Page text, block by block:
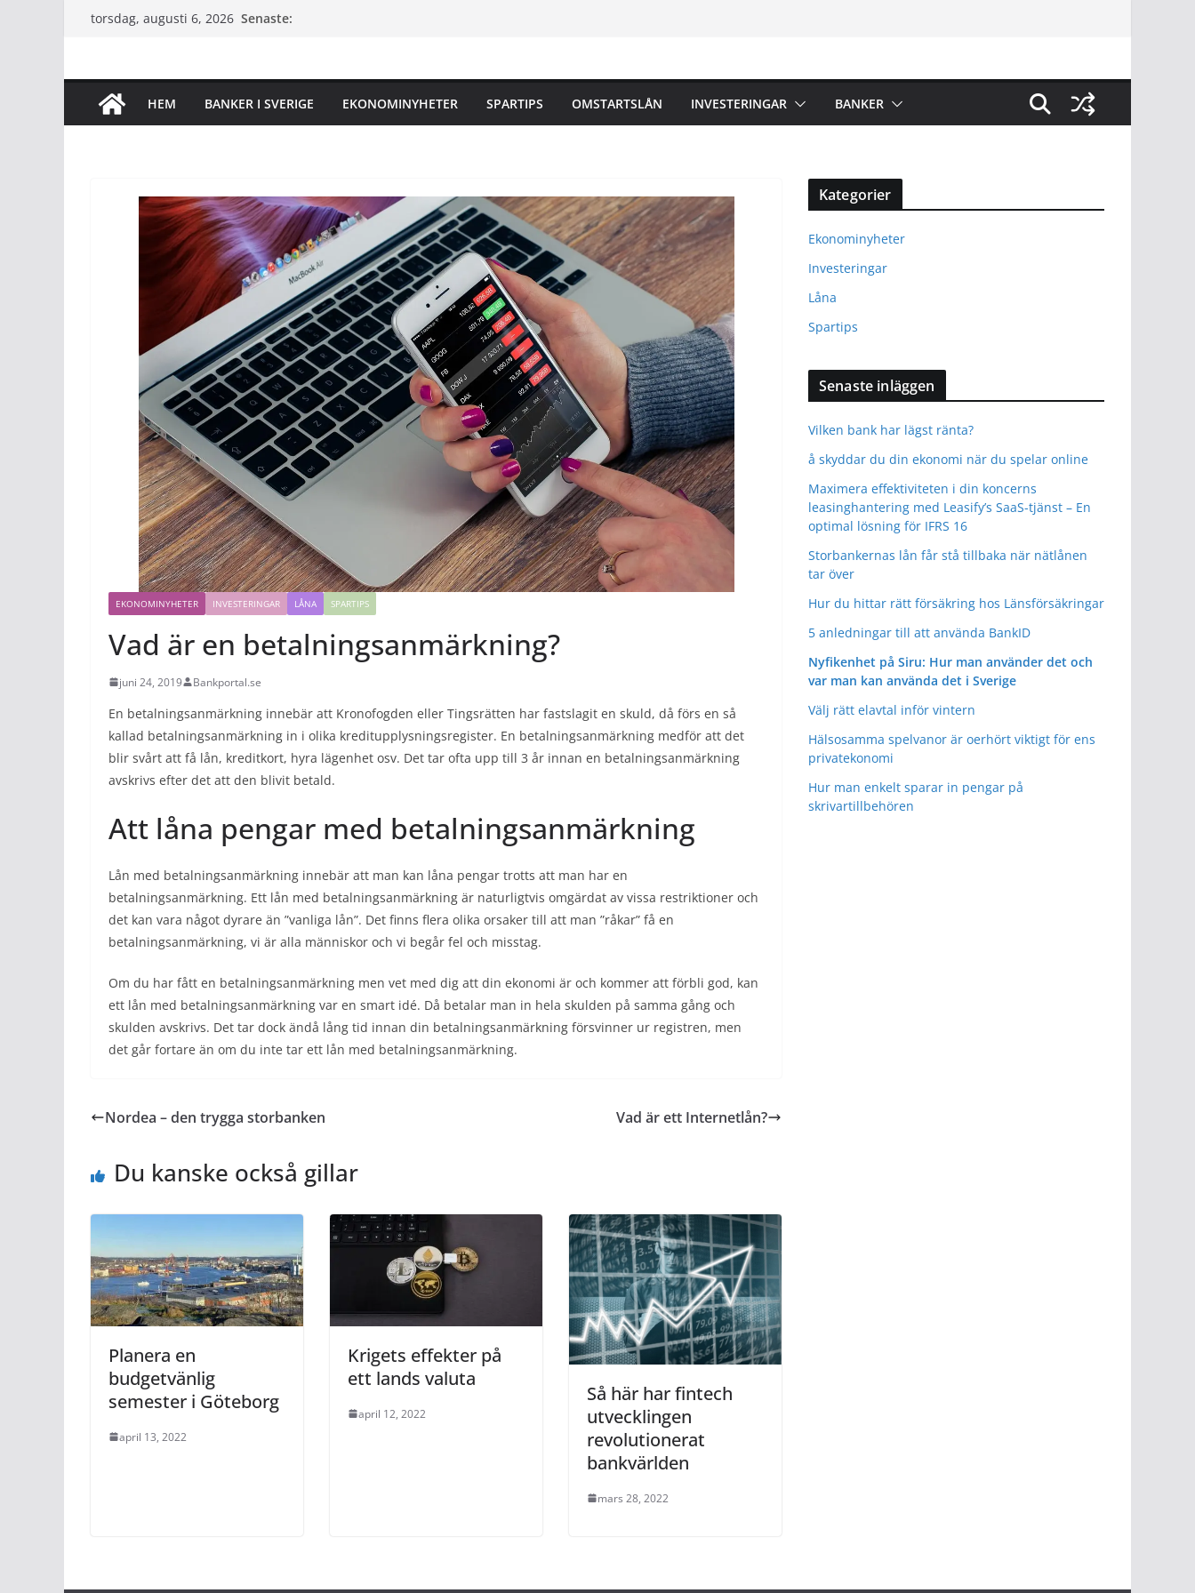
Hoppatorsdag, augusti 6, 2026 Senaste:
HEM BANKER I SVERIGE EKONOMINYHETER SPARTIPS OMSTARTSLÅN INVESTERINGAR BANKER
EKONOMINYHETER INVESTERINGAR LÅNA SPARTIPS
Vad är en betalningsanmärkning?
juni 24, 2019 Bankportal.se
En betalningsanmärkning innebär att Kronofogden eller Tingsrätten har fastslagit en skuld, då förs en så
kallad betalningsanmärkning in i olika kreditupplysningsregister. En betalningsanmärkning medför att det
blir svårt att få lån, kreditkort, hyra lägenhet osv. Det tar ofta upp till 3 år innan en betalningsanmärkning
avskrivs efter det att den blivit betald.
Att låna pengar med betalningsanmärkning
Lån med betalningsanmärkning innebär att man kan låna pengar trotts att man har en
betalningsanmärkning. Ett lån med betalningsanmärkning är naturligtvis omgärdat av vissa restriktioner och
det kan vara något dyrare än ”vanliga lån”. Det finns flera olika orsaker till att man ”råkar” få en
betalningsanmärkning, vi är alla människor och vi begår fel och misstag.
Om du har fått en betalningsanmärkning men vet med dig att din ekonomi är och kommer att förbli god, kan
ett lån med betalningsanmärkning var en smart idé. Då betalar man in hela skulden på samma gång och
skulden avskrivs. Det tar dock ändå lång tid innan din betalningsanmärkning försvinner ur registren, men
det går fortare än om du inte tar ett lån med betalningsanmärkning.
Nordea – den trygga storbanken Vad är ett Internetlån?
Du kanske också gillar
Planera en
budgetvänlig
semester i Göteborg
april 13, 2022
Krigets effekter på
ett lands valuta
april 12, 2022
Så här har fintech
utvecklingen
revolutionerat
bankvärlden
mars 28, 2022
Kategorier
Ekonominyheter
Investeringar
Låna
Spartips
Senaste inläggen
Vilken bank har lägst ränta?
å skyddar du din ekonomi när du spelar online
Maximera effektiviteten i din koncerns
leasinghantering med Leasify’s SaaS-tjänst – En
optimal lösning för IFRS 16
Storbankernas lån får stå tillbaka när nätlånen
tar över
Hur du hittar rätt försäkring hos Länsförsäkringar
5 anledningar till att använda BankID
Nyfikenhet på Siru: Hur man använder det och
var man kan använda det i Sverige
Välj rätt elavtal inför vintern
Hälsosamma spelvanor är oerhört viktigt för ens
privatekonomi
Hur man enkelt sparar in pengar på
skrivartillbehören